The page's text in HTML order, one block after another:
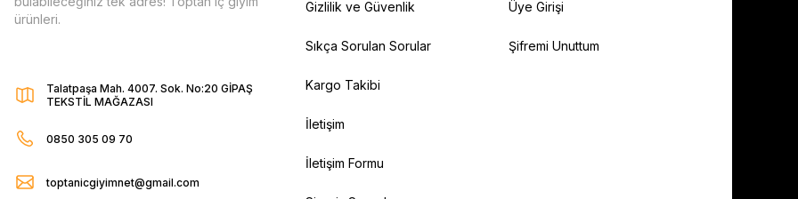
ürünleri.
Talatpaşa Mah. 4007. Sok. No:20 GİPAŞ
TEKSTİL MAĞAZASI
0850 305 09 70
toptanicgiyimnet@gmail.com
Gizlilik ve Güvenlik
Sıkça Sorulan Sorular
Kargo Takibi
İletişim
İletişim Formu
Üye Girişi
Şifremi Unuttum